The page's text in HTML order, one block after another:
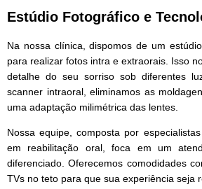
Estúdio Fotográfico e
Na nossa clínica, dispomos de um
para realizar fotos intra e extraorais. Isso
detalhe do seu sorriso sob diferentes
scanner intraoral, eliminamos as
uma adaptação milimétrica das lentes.
Nossa equipe, composta por
em reabilitação oral, foca em um
diferenciado. Oferecemos comodidades
TVs no teto para que sua experiência seja